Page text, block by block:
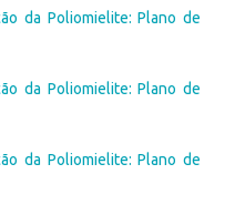
da Poliomielite: Plano de
da Poliomielite: Plano de
da Poliomielite: Plano de